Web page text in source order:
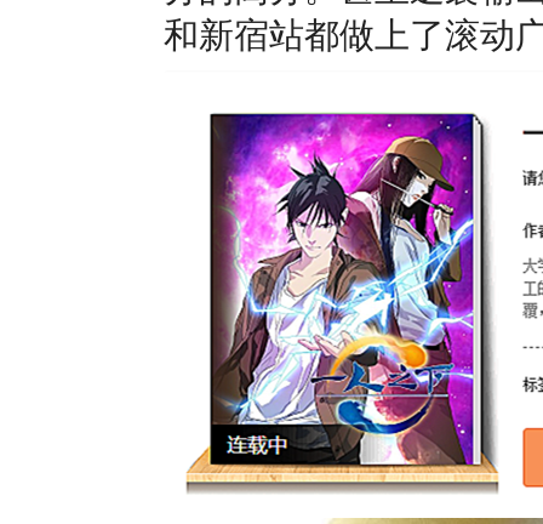
和新宿站都做上了滚动